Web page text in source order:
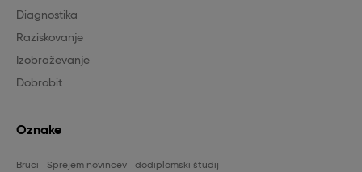
Diagnostika
Raziskovanje
Izobraževanje
Dobrobit
Oznake
Bruci Sprejem novincev dodiplomski študij